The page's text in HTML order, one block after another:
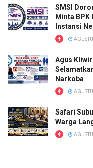
SMSI
Minta
Instansi
Agus
Narkoba
Safari
Warga